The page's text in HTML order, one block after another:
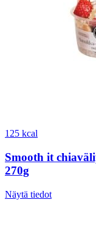
125 kcal
Smooth it
270g
Näytä tiedot